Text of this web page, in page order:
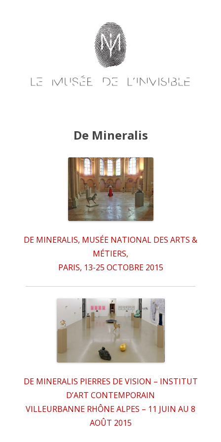
De Mineralis
DE MINERALIS, MUSÉE NATIONAL DES ARTS &
MÉTIERS,
PARIS, 13-25 OCTOBRE 2015
DE MINERALIS PIERRES DE VISION – INSTITUT
D’ART CONTEMPORAIN
VILLEURBANNE RHÔNE ALPES – 11 JUIN AU 8
AOÛT 2015